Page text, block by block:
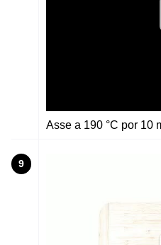
Asse a 190 °C por 10
9